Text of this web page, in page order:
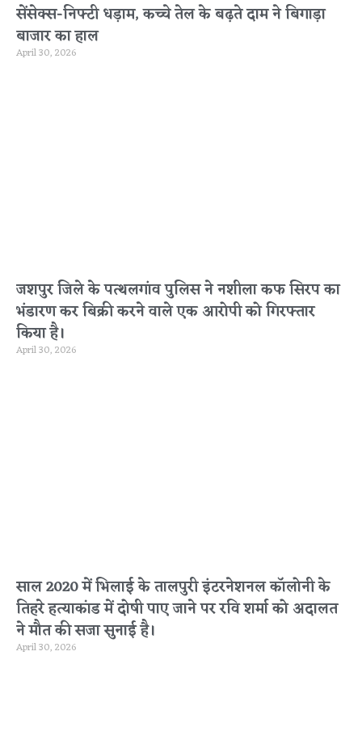
सेंसेक्स-निफ्टी धड़ाम, कच्चे तेल के बढ़ते दाम ने बिगाड़ा
बाजार का हाल
April 30, 2026
जशपुर जिले के पत्थलगांव पुलिस ने नशीला कफ सिरप का
भंडारण कर बिक्री करने वाले एक आरोपी को गिरफ्तार
किया है।
April 30, 2026
साल 2020 में भिलाई के तालपुरी इंटरनेशनल कॉलोनी के
तिहरे हत्याकांड में दोषी पाए जाने पर रवि शर्मा को अदालत
ने मौत की सजा सुनाई है।
April 30, 2026